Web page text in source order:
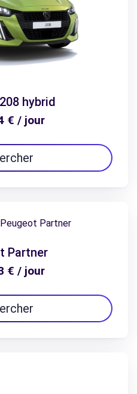
hybrid
€ / jour
Partner
€ / jour